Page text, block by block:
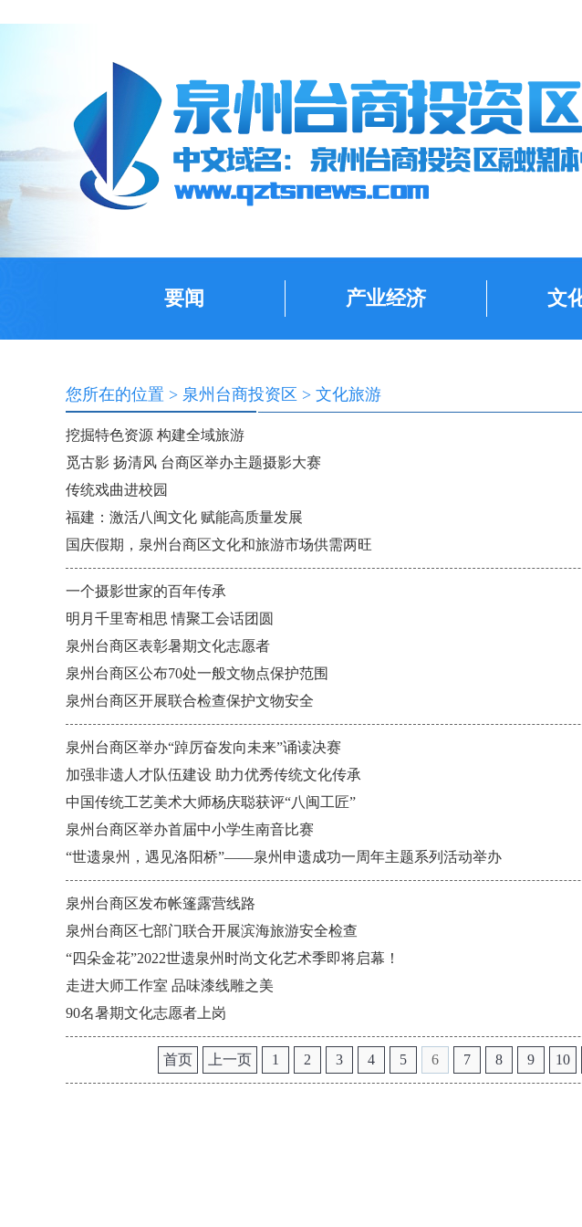
要闻 产业经济 文
您所在的位置 > 泉州台商投资区 > 文化旅游
挖掘特色资源 构建全域旅游
觅古影 扬清风 台商区举办主题摄影大赛
传统戏曲进校园
福建：激活八闽文化 赋能高质量发展
国庆假期，泉州台商区文化和旅游市场供需两旺
一个摄影世家的百年传承
明月千里寄相思 情聚工会话团圆
泉州台商区表彰暑期文化志愿者
泉州台商区公布70处一般文物点保护范围
泉州台商区开展联合检查保护文物安全
泉州台商区举办“踔厉奋发向未来”诵读决赛
加强非遗人才队伍建设 助力优秀传统文化传承
中国传统工艺美术大师杨庆聪获评“八闽工匠”
泉州台商区举办首届中小学生南音比赛
“世遗泉州，遇见洛阳桥”——泉州申遗成功一周年主题系列活动举办
泉州台商区发布帐篷露营线路
泉州台商区七部门联合开展滨海旅游安全检查
“四朵金花”2022世遗泉州时尚文化艺术季即将启幕！
走进大师工作室 品味漆线雕之美
90名暑期文化志愿者上岗
首页 上一页 1 2 3 4 5 6 7 8 9 10